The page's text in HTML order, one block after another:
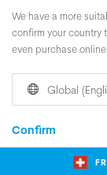
We have a more
confirm your
even purchase online.
Global
Confirm
FR